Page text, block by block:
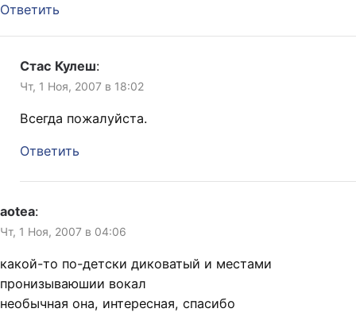
Ответить
Стас Кулеш:
Чт, 1 Ноя, 2007 в 18:02
Всегда пожалуйста.
Ответить
aotea:
Чт, 1 Ноя, 2007 в 04:06
какой-то по-детски диковатый и местами
пронизываюшии вокал
необычная она, интересная, спасибо